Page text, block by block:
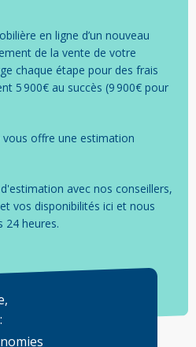
en ligne d’un nouveau
de la vente de votre
chaque étape pour des frais
5 900€ au succès (9 900€ pour
vous offre une estimation
avec nos conseillers,
vos disponibilités ici et nous
24 heures.
,
: